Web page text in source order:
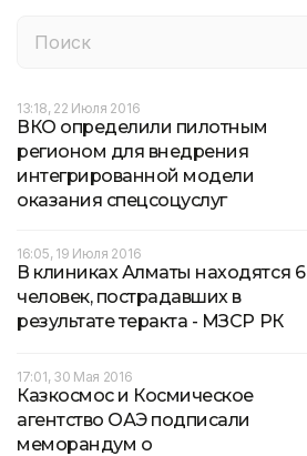
13:18, 22 Июля 2016
ВКО определили пилотным
регионом для внедрения
интегрированной модели
оказания спецсоцуслуг
16:05, 19 Июля 2016
В клиниках Алматы находятся 6
человек, пострадавших в
результате теракта - МЗСР РК
17:01, 30 Мая 2016
Казкосмос и Космическое
агентство ОАЭ подписали
меморандум о